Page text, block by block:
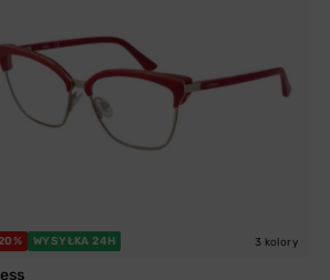
WYSYŁKA 24H 3 kolory